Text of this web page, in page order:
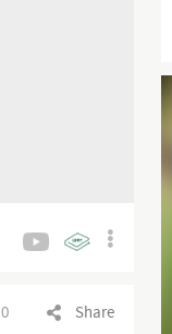
Share
0